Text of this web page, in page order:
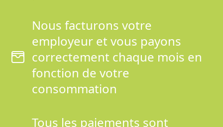
Nous facturons votre
employeur et vous payons
correctement chaque mois en
fonction de votre
consommation
Tous les paiements sont